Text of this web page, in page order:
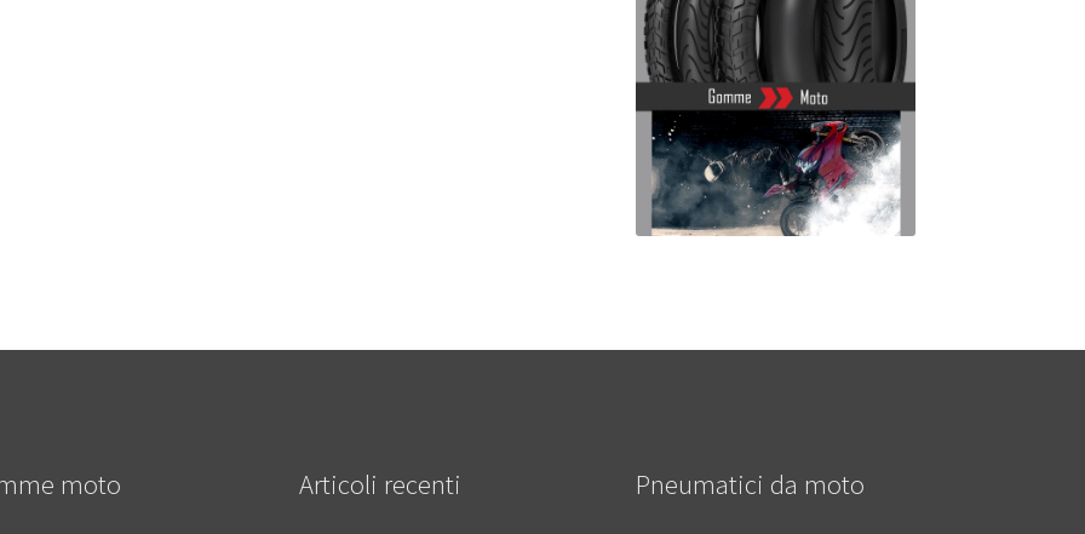
moto Articoli recenti Pneumatici da moto